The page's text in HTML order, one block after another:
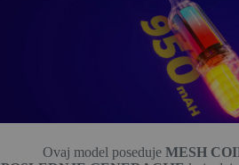
Ovaj model poseduje MESH